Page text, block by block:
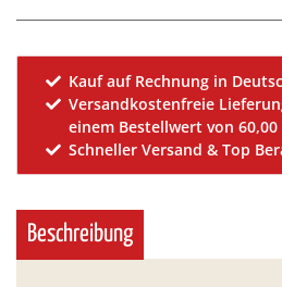
Kauf auf Rechnung in
Versandkostenfreie
einem Bestellwert von 60,00
Schneller Versand & Top
Beschreibung